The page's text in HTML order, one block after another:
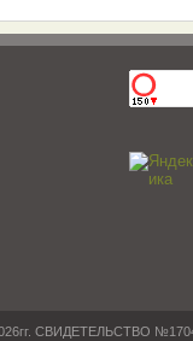
2026гг. СВИДЕТЕЛЬСТВО